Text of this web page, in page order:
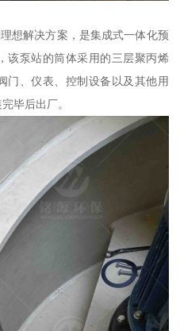
想解决方案，是集成式一体化预
该泵站的筒体采用的三层聚丙烯
门、仪表、控制设备以及其他用
毕后出厂。